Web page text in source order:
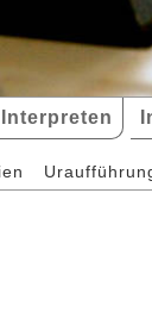
Interpreten